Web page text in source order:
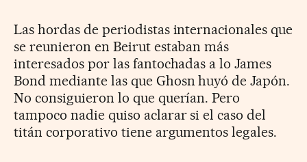
Las hordas de periodistas internacionales que
se reunieron en Beirut estaban más
interesados por las fantochadas a lo James
Bond mediante las que Ghosn huyó de Japón.
No consiguieron lo que querían. Pero
tampoco nadie quiso aclarar si el caso del
titán corporativo tiene argumentos legales.